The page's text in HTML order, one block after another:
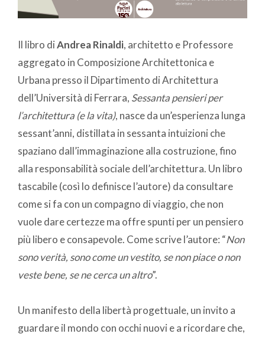
Il libro diAndrea Rinaldi, architetto e Professore
aggregato in Composizione Architettonica e
Urbana presso il Dipartimento di Architettura
dell’Università di Ferrara, Sessanta pensieri per
l’architettura (e la vita), nasce da un’esperienza lunga
sessant’anni, distillata in sessanta intuizioni che
spaziano dall’immaginazione alla costruzione, fino
alla responsabilità sociale dell’architettura. Un libro
tascabile (così lo definisce l’autore) da consultare
come si fa con un compagno di viaggio, che non
vuole dare certezze ma offre spunti per un pensiero
più libero e consapevole. Come scrive l’autore: “Non
sono verità, sono come un vestito, se non piace o non
veste bene, se ne cerca un altro”.
Un manifesto della libertà progettuale, un invito a
guardare il mondo con occhi nuovi e a ricordare che,